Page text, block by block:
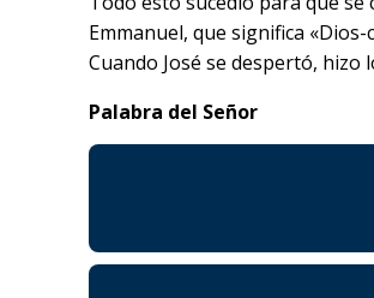
Emmanuel, que significa
Cuando José se despertó, hizo
Palabra del Señor